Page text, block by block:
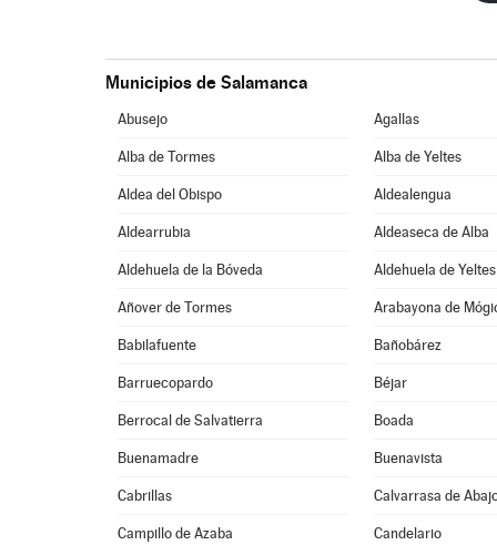
Municipios de Salamanca
Abusejo Agallas
Alba de Tormes Alba de Yeltes
Aldea del Obispo Aldealengua
Aldearrubia Aldeaseca de Alba
Aldehuela de la Bóveda Aldehuela de Yeltes
Añover de Tormes Arabayona de
Babilafuente Bañobárez
Barruecopardo Béjar
Berrocal de Salvatierra Boada
Buenamadre Buenavista
Cabrillas Calvarrasa de
Campillo de Azaba Candelario